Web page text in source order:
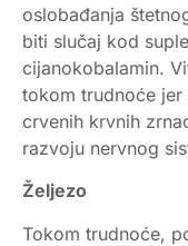
oslobađanja
biti slučaj kod
cijanokobalamin.
tokom trudnoće
crvenih krvnih
razvoju nervnog
Željezo
Tokom trudnoće,